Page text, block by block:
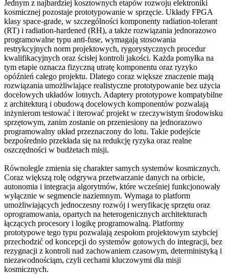
Jednym z najbardziej kosztownych etapów rozwoju elektroniki
kosmicznej pozostaje prototypowanie w sprzęcie. Układy FPGA
klasy space-grade, w szczególności komponenty radiation-tolerant
(RT) i radiation-hardened (RH), a także rozwiązania jednorazowo
programowalne typu anti-fuse, wymagają stosowania
restrykcyjnych norm projektowych, rygorystycznych procedur
kwalifikacyjnych oraz ścisłej kontroli jakości. Każda pomyłka na
tym etapie oznacza fizyczną utratę komponentu oraz ryzyko
opóźnień całego projektu. Dlatego coraz większe znaczenie mają
rozwiązania umożliwiające realistyczne prototypowanie bez użycia
docelowych układów lotnych. Adaptery prototypowe kompatybilne
z architekturą i obudową docelowych komponentów pozwalają
inżynierom testować i iterować projekt w rzeczywistym środowisku
sprzętowym, zanim zostanie on przeniesiony na jednorazowo
programowalny układ przeznaczony do lotu. Takie podejście
bezpośrednio przekłada się na redukcję ryzyka oraz realne
oszczędności w budżetach misji.
Równolegle zmienia się charakter samych systemów kosmicznych.
Coraz większą rolę odgrywa przetwarzanie danych na orbicie,
autonomia i integracja algorytmów, które wcześniej funkcjonowały
wyłącznie w segmencie naziemnym. Wymaga to platform
umożliwiających jednoczesny rozwój i weryfikację sprzętu oraz
oprogramowania, opartych na heterogenicznych architekturach
łączących procesory i logikę programowalną. Platformy
prototypowe tego typu pozwalają zespołom projektowym szybciej
przechodzić od koncepcji do systemów gotowych do integracji, bez
rezygnacji z kontroli nad zachowaniem czasowym, deterministyką i
niezawodnościąm, czyli cechami kluczowymi dla misji
kosmicznych.